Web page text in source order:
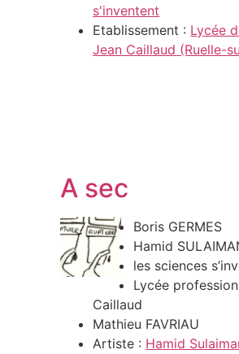
s'inventent
Etablissement : Lycée
Jean Caillaud (Ruelle-
A sec
Boris GERMES
Hamid
les sciences
Lycée
Caillaud
Mathieu FAVRIAU
Artiste : Hamid